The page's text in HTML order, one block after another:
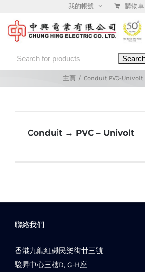
content
我的帳號 購物車
Search
for:
主頁 / Conduit PVC-Univolt
Conduit → PVC – Univolt
聯絡我們
香港九龍紅磡民樂街廿三號
駿昇中心三樓D, G-H座